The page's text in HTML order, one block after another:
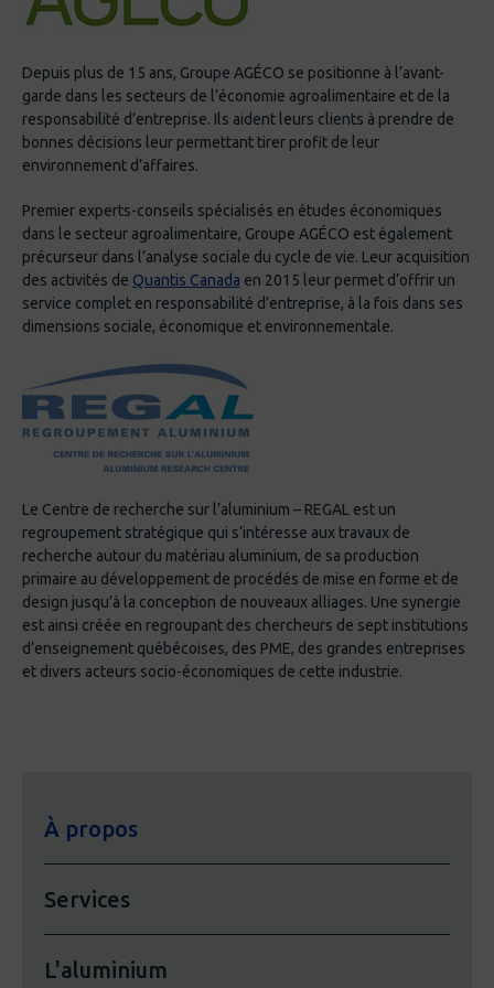
développement de l'aluminium (CQRDA)
Procédés de mise en forme, conception,
Domaines d’activité
Aluminium primaire (centres de coulée)
Transformation de l’aluminium
Industrie du transport
Certifications et formations
Maîtrise en génie mécanique, École
polytechnique de Montréal, Québec, Canada
Membre de l’ordre des ingénieurs du
Québec
Modélisation avancée des cuves
Comportement thermo-chimio-mécanique
d’anodes et de cathodes
Cuve Hall-Héroult
finis
Fluage/relaxation
Matériaux carbonés
Modélisation multiphysique
XFEM
Thermodynamique des processus
irréversibles appliqués au milieu poreux
Aluminium primaire
Transformation de l’aluminium
Infrastructures et ouvrages d’art
Certifications et formations
d’électrolyse et efficacité énergétique
Professeur invité, Université Laval
Québec
Depuis plus de 15 ans, Groupe AGÉCO se positionne à l’avant-
garde dans les secteurs de l’économie agroalimentaire et de la
responsabilité d’entreprise. Ils aident leurs clients à prendre de
bonnes décisions leur permettant tirer profit de leur
environnement d’affaires.
Premier experts-conseils spécialisés en études économiques
dans le secteur agroalimentaire, Groupe AGÉCO est également
précurseur dans l’analyse sociale du cycle de vie. Leur acquisition
des activités de Quantis Canada en 2015 leur permet d’offrir un
service complet en responsabilité d’entreprise, à la fois dans ses
dimensions sociale, économique et environnementale.
Le Centre de recherche sur l’aluminium – REGAL est un
regroupement stratégique qui s’intéresse aux travaux de
recherche autour du matériau aluminium, de sa production
primaire au développement de procédés de mise en forme et de
design jusqu’à la conception de nouveaux alliages. Une synergie
est ainsi créée en regroupant des chercheurs de sept institutions
d’enseignement québécoises, des PME, des grandes entreprises
et divers acteurs socio-économiques de cette industrie.
À propos
Services
L'aluminium